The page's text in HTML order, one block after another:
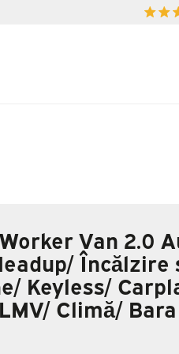
Van 2.0
Încălzire
Keyless/
Climă/